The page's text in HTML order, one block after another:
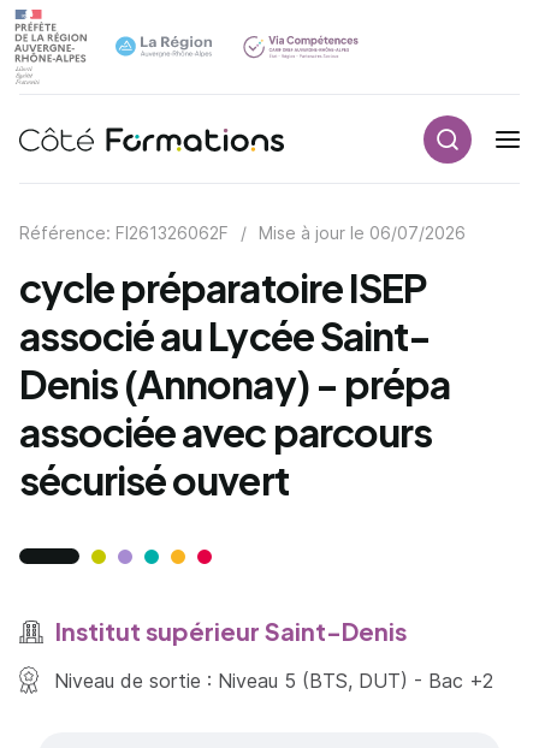
Navigation principale
Référence: FI261326062F / Mise à jour le 06/07/2026
cycle préparatoire ISEP
associé au Lycée Saint-
Denis (Annonay) - prépa
associée avec parcours
sécurisé ouvert
Institut supérieur Saint-Denis
Niveau de sortie : Niveau 5 (BTS, DUT) - Bac +2